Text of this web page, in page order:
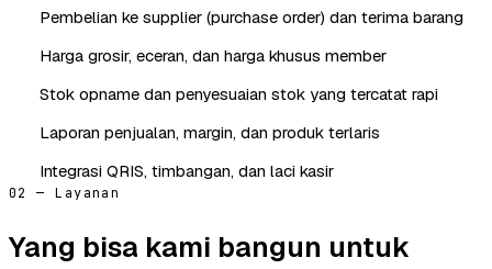
Pembelian ke supplier (purchase order) dan terima barang
Harga grosir, eceran, dan harga khusus member
Stok opname dan penyesuaian stok yang tercatat rapi
Laporan penjualan, margin, dan produk terlaris
Integrasi QRIS, timbangan, dan laci kasir
02 — Layanan
Yang bisa kami bangun untuk